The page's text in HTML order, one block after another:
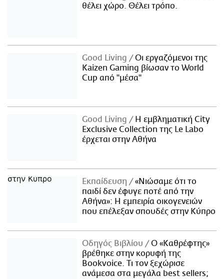
θέλει χώρο. Θέλει τρόπο.
Good Living
Οι εργαζόμενοι της
Kaizen Gaming βίωσαν το World
Cup από "μέσα"
Good Living
Η εμβληματική City
Exclusive Collection της Le Labo
έρχεται στην Αθήνα
Εκπαίδευση
«Νιώσαμε ότι το
παιδί δεν έφυγε ποτέ από την
Αθήνα»: Η εμπειρία οικογενειών
που επέλεξαν σπουδές στην Κύπρο
Οδηγός Βιβλίου
Ο «Καθρέφτης»
βρέθηκε στην κορυφή της
Bookvoice. Τι τον ξεχώρισε
ανάμεσα στα μεγάλα best sellers;